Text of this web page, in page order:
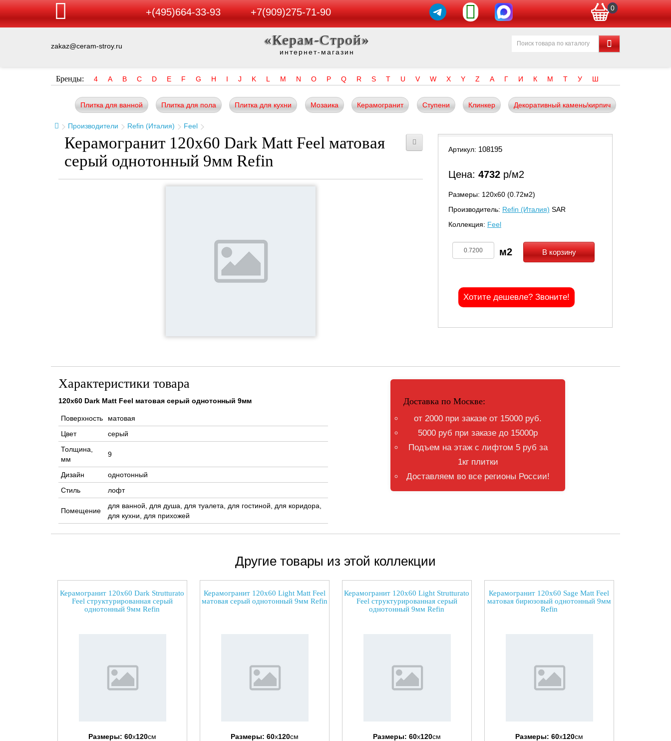
+(495)664-33-93 +7(909)275-71-90 0
zakaz@ceram-stroy.ru «Керам-Строй»
интернет-магазин
Бренды: 4 A B C D E F G H I J K L M N O P Q R S T U V W X Y Z А Г И К М Т У Ш
Плитка для ванной Плитка для пола Плитка для кухни Мозаика Керамогранит Ступени Клинкер Декоративный камень/кирпич
Производители Refin (Италия) Feel
Керамогранит 120x60 Dark Matt Feel матовая
серый однотонный 9мм Refin
Артикул: 108195
Цена: 4732 р/м2
Размеры: 120х60 (0.72м2)
Производитель: Refin (Италия) SAR
Коллекция: Feel
В корзину
Хотите дешевле? Звоните!
Характеристики товара
120x60 Dark Matt Feel матовая серый однотонный 9мм
Поверхность
матовая
Цвет
серый
Толщина,
мм
9
Дизайн
однотонный
Стиль
лофт
Помещение
для ванной, для душа, для туалета, для гостиной, для коридора,
для кухни, для прихожей
Доставка по Москве:
от 2000 при заказе от 15000 руб.
5000 руб при заказе до 15000р
Подъем на этаж с лифтом 5 руб за
1кг плитки
Доставляем во все регионы России!
Другие товары из этой коллекции
Керамогранит 120x60 Dark Strutturato
Feel структурированная серый
однотонный 9мм Refin
Размеры: 60x120см
Керамогранит 120x60 Light Matt Feel
матовая серый однотонный 9мм Refin
Размеры: 60x120см
Керамогранит 120x60 Light Strutturato
Feel структурированная серый
однотонный 9мм Refin
Размеры: 60x120см
Керамогранит 120x60 Sage Matt Feel
матовая бирюзовый однотонный 9мм
Refin
Размеры: 60x120см